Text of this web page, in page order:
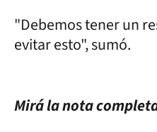
"Debemos tener un
evitar esto", sumó.
Mirá la nota